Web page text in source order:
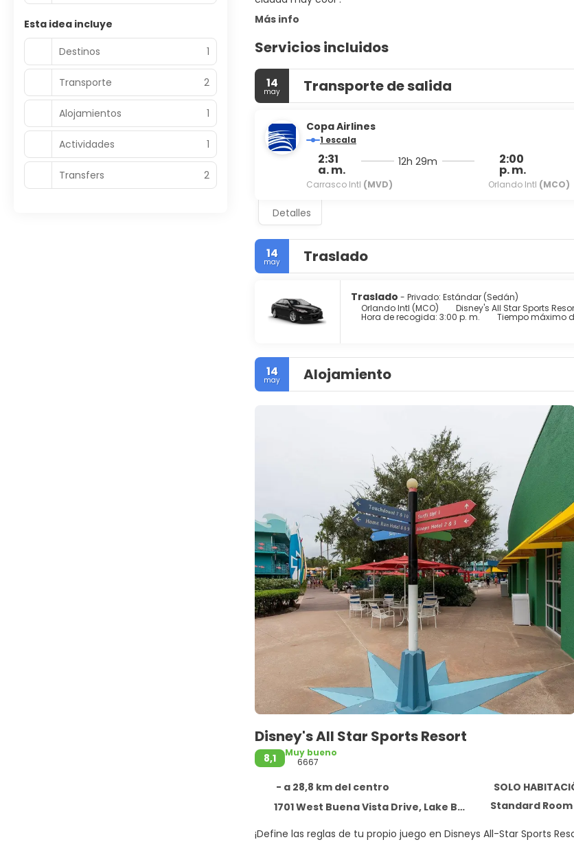
Más info
Servicios incluidos
14
may Transporte de salida
Copa Airlines
1 escala
2:31
a. m.
Carrasco Intl (MVD)
12h 29m 2:00
p. m.
Orlando Intl (MCO)
Detalles
14
may Traslado
Traslado - Privado: Estándar (Sedán)
Orlando Intl (MCO)
Disney's All Star Sports
Hora de recogida: 3:00 p. m. Tiempo máximo
14
may Alojamiento
Disney's All Star Sports Resort
8,1
Muy bueno
6667
- a 28,8 km del centro
SOLO
1701 West Buena Vista Drive, Lake Buena Vista, Orlando 32830, Florida United States, 32830
Standard
¡Define las reglas de tu propio juego en Disneys All-Star Sports
Esta idea incluye
Destinos
1
Transporte 2
Alojamientos 1
Actividades 1
Transfers 2